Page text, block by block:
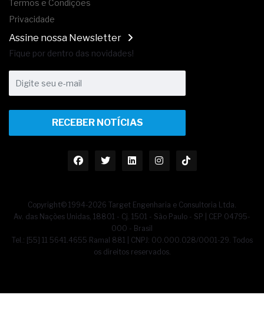
Termos e Condições
Privacidade
Assine nossa Newsletter
Fique por dentro das novidades!
RECEBER NOTÍCIAS
Copyright© 1994-2026 Target Engenharia e Consultoria Ltda.
Av. das Nações Unidas, 18801 - Cj. 1501 - São Paulo - SP | CEP 04795-
000 - Brasil
Tel.: [55] 11 5641.4655 Ramal 881 | CNPJ: 00.000.028/0001-29. Todos
os direitos reservados.